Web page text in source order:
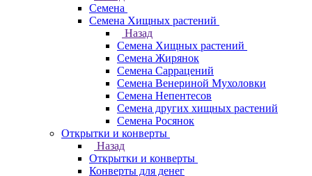
Семена
Семена Хищных растений
Назад
Семена Хищных растений
Семена Жирянок
Семена Саррацений
Семена Венериной Мухоловки
Семена Непентесов
Семена других хищных растений
Семена Росянок
Открытки и конверты
Назад
Открытки и конверты
Конверты для денег